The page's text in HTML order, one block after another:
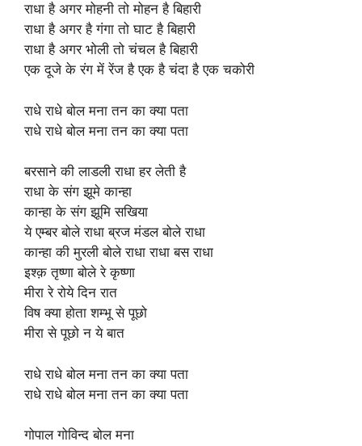
राधा है अगर मोहनी तो मोहन है बिहारी
राधा है अगर है गंगा तो घाट है बिहारी
राधा है अगर भोली तो चंचल है बिहारी
एक दूजे के रंग में रेंज है एक है चंदा है एक चकोरी
राधे राधे बोल मना तन का क्या पता
राधे राधे बोल मना तन का क्या पता
बरसाने की लाडली राधा हर लेती है
राधा के संग झूमे कान्हा
कान्हा के संग झूमि सखिया
ये एम्बर बोले राधा ब्रज मंडल बोले राधा
कान्हा की मुरली बोले राधा राधा बस राधा
इश्क़ तृष्णा बोले रे कृष्णा
मीरा रे रोये दिन रात
विष क्या होता शम्भू से पूछो
मीरा से पूछो न ये बात
राधे राधे बोल मना तन का क्या पता
राधे राधे बोल मना तन का क्या पता
गोपाल गोविन्द बोल मना